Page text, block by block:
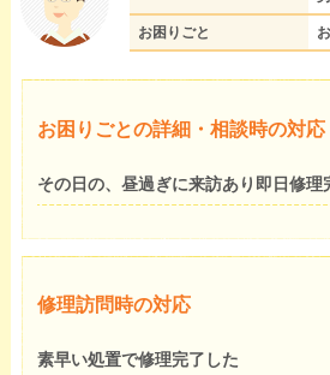
お困りごと
お困りごとの詳細・相談時の対応
その日の、昼過ぎに来訪あり即日修理
修理訪問時の対応
素早い処置で修理完了した